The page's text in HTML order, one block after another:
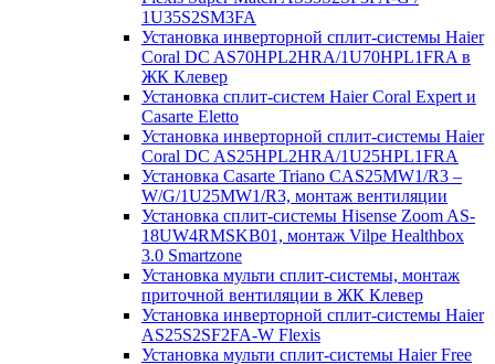
1U35S2SM3FA
Установка инверторной сплит-системы Haier
Coral DC AS70HPL2HRA/1U70HPL1FRA в
ЖК Клевер
Установка сплит-систем Haier Coral Expert и
Casarte Eletto
Установка инверторной сплит-системы Haier
Coral DC AS25HPL2HRA/1U25HPL1FRA
Установка Casarte Triano CAS25MW1/R3 –
W/G/1U25MW1/R3, монтаж вентиляции
Установка сплит-системы Hisense Zoom AS-
18UW4RMSKB01, монтаж Vilpe Healthbox
3.0 Smartzone
Установка мульти сплит-системы, монтаж
приточной вентиляции в ЖК Клевер
Установка инверторной сплит-системы Haier
AS25S2SF2FA-W Flexis
Установка мульти сплит-системы Haier Free